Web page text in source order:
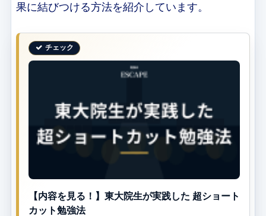
果に結びつける方法を紹介しています。
【内容を見る！】東大院生が実践した 超ショート
カット勉強法